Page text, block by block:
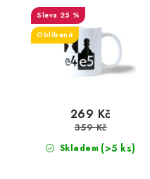
25 %
Oblíbené
Skladem (>5 ks)
269 Kč
359 Kč